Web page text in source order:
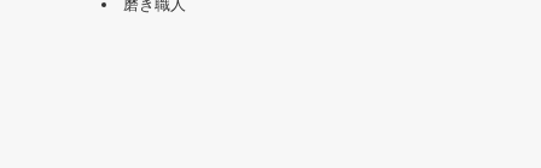
磨き職人